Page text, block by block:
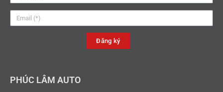
Đăng ký
PHÚC LÂM AUTO